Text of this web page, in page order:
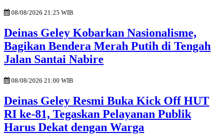
08/08/2026 21:25 WIB
Deinas Geley Kobarkan Nasionalisme,
Bagikan Bendera Merah Putih di Tengah
Jalan Santai Nabire
08/08/2026 21:00 WIB
Deinas Geley Resmi Buka Kick Off HUT
RI ke-81, Tegaskan Pelayanan Publik
Harus Dekat dengan Warga